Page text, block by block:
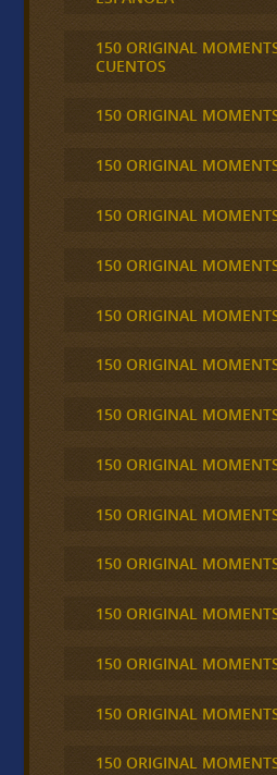
150 ORIGINAL
CUENTOS
150 ORIGINAL
150 ORIGINAL
150 ORIGINAL
150 ORIGINAL
150 ORIGINAL
150 ORIGINAL
150 ORIGINAL
150 ORIGINAL
150 ORIGINAL
150 ORIGINAL
150 ORIGINAL
150 ORIGINAL
150 ORIGINAL
150 ORIGINAL